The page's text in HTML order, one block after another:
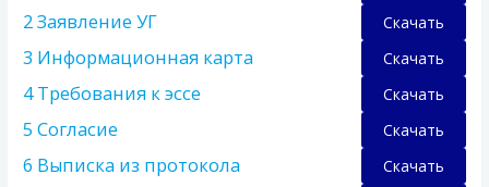
2 Заявление УГ Скачать
3 Информационная карта Скачать
4 Требования к эссе Скачать
5 Согласие Скачать
6 Выписка из протокола Скачать